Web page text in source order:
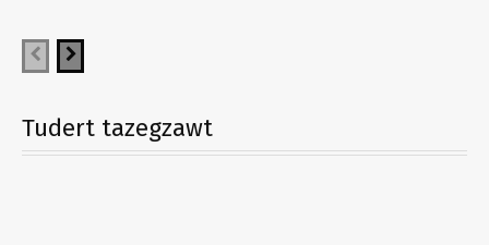
Tudert tazegzawt